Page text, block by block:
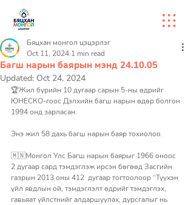
Багш нарын баярын мэнд 24.10.05
Бяцхан монгол цэцэрлэг
Oct 11, 2024 1 min read
Updated: Oct 24, 2024
🏆Жил бүрийн 10 дугаар сарын 5-ны өдрийг
ЮНЕСКО-гоос Дэлхийн багш нарын өдөр болгон
1994 онд зарласан.
Энэ жил 58 дахь багш нарын баяр тохиолоо.
🇲🇳Монгол Улс Багш нарын баярыг 1966 оноос
2 дугаар сард тэмдэглэж ирсэн бөгөөд Засгийн
газрын 2013 оны 412  дугаар тогтоолоор “Түүхэн
үйл явдлын ой, тэмдэглэлт өдрийг тэмдэглэх,
гавьяат үйлстнийг алдаршуулах, дурсгалыг нь